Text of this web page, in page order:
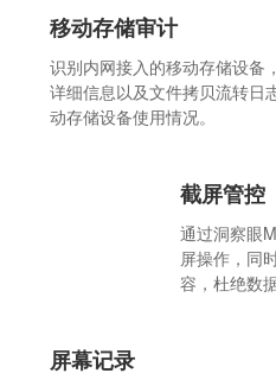
移动存储审计
识别内网接入的移动存储设备
详细信息以及文件拷贝流转日
动存储设备使用情况。
截屏管控
通过洞察眼
屏操作，同
容，杜绝数
屏幕记录